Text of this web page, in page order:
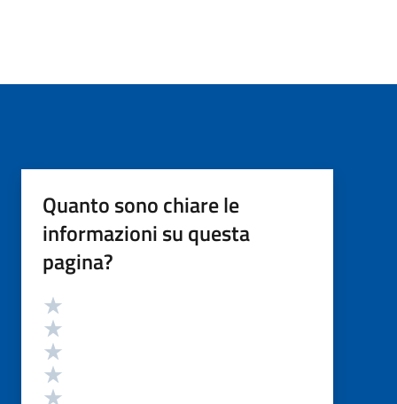
Quanto sono chiare le
informazioni su questa
pagina?
Valutazione